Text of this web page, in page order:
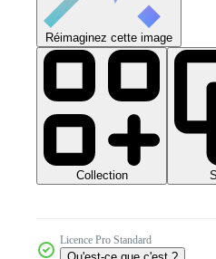
Réimaginez cette image
Collection
Licence Pro Standard